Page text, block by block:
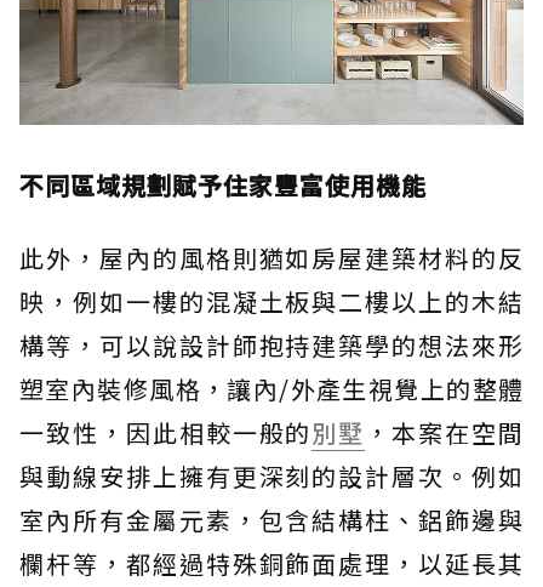
不同區域規劃賦予住家豐富使用機能
此外，屋內的風格則猶如房屋建築材料的反
映，例如一樓的混凝土板與二樓以上的木結
構等，可以說設計師抱持建築學的想法來形
塑室內裝修風格，讓內/外產生視覺上的整體
一致性，因此相較一般的別墅 ，本案在空間
與動線安排上擁有更深刻的設計層次。例如
室內所有金屬元素，包含結構柱、鋁飾邊與
欄杆等，都經過特殊銅飾面處理，以延長其